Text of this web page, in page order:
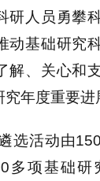
研人员勇攀
动基础研究
解、关心和
年度重要进
选活动由
多项基础研